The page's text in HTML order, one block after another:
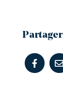
Partager